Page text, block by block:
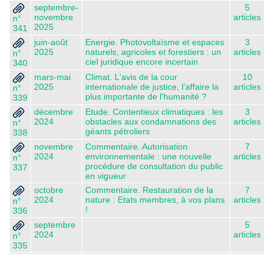
n°
341
septembre-
novembre
2025
5
articles
n°
340
juin-août
2025
Energie. Photovoltaïsme et espaces
naturels, agricoles et forestiers : un
ciel juridique encore incertain
3
articles
n°
339
mars-mai
2025
Climat. L'avis de la cour
internationale de justice, l'affaire la
plus importante de l'humanité ?
10
articles
n°
338
décembre
2024
Etude. Contentieux climatiques : les
obstacles aux condamnations des
géants pétroliers
3
articles
n°
337
novembre
2024
Commentaire. Autorisation
environnementale : une nouvelle
procédure de consultation du public
en vigueur
7
articles
n°
336
octobre
2024
Commentaire. Restauration de la
nature : Etats membres, à vos plans
!
7
articles
n°
335
septembre
2024
5
articles